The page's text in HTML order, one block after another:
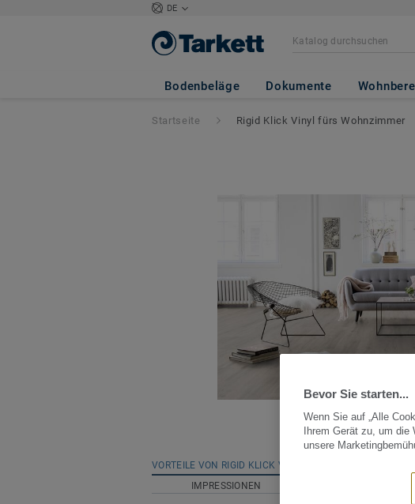
DE
Bodenbeläge Dokumente
Startseite Rigid Klick Vinyl fürs Wohnzimmer
VORTEILE VON RIGID KLICK VINYL
IMPRESSIONEN
Bevor Sie starten...
Wenn Sie auf „Alle
Ihrem Gerät zu, um
unsere